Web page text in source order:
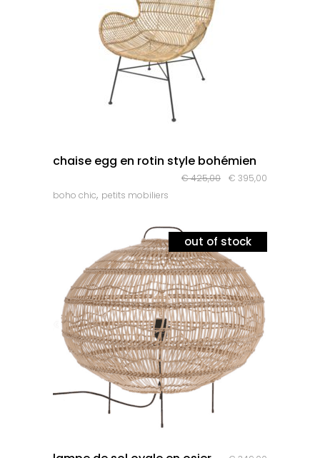
chaise egg en rotin style bohémien
€425,00
Le
était :
€ 425,00.
€ 395,00
est :
boho chic, petits mobiliers
out of stock